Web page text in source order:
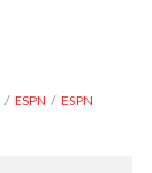
ESPN
ESPN